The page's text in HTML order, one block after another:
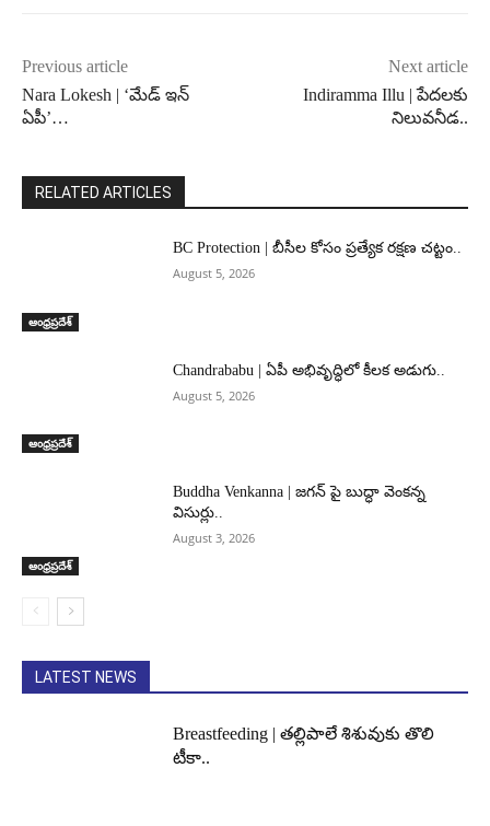
Previous article
Nara Lokesh | ‘మేడ్ ఇన్
ఏపీ’…
Next article
Indiramma Illu | పేదలకు
నిలువనీడ..
RELATED ARTICLES
ఆంధ్రప్రదేశ్
BC Protection | బీసీల కోసం ప్రత్యేక రక్షణ చట్టం..
August 5, 2026
ఆంధ్రప్రదేశ్
Chandrababu | ఏపీ అభివృద్ధిలో కీలక అడుగు..
August 5, 2026
ఆంధ్రప్రదేశ్
Buddha Venkanna | జగన్ పై బుద్ధా వెంకన్న
విసుర్లు..
August 3, 2026
LATEST NEWS
Breastfeeding | తల్లిపాలే శిశువుకు తొలి
టీకా..